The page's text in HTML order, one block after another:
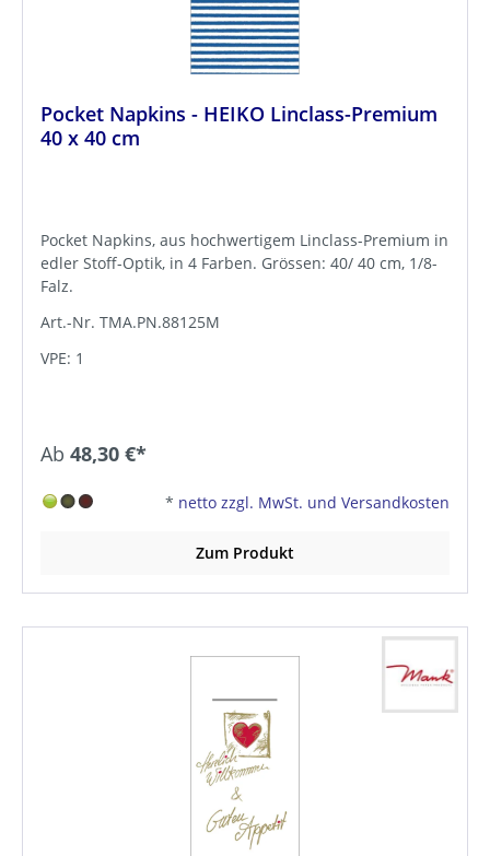
Pocket Napkins - HEIKO Linclass-Premium
40 x 40 cm
Pocket Napkins, aus hochwertigem Linclass-Premium in
edler Stoff-Optik, in 4 Farben. Grössen: 40/ 40 cm, 1/8-
Falz.
Art.-Nr. TMA.PN.88125M
VPE: 1
Ab 48,30 €*
* netto zzgl. MwSt. und Versandkosten
Zum Produkt